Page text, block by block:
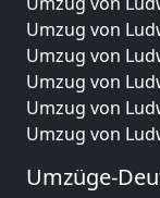
Umzug von
Umzug von
Umzug von
Umzug von
Umzug von
Umzüge-